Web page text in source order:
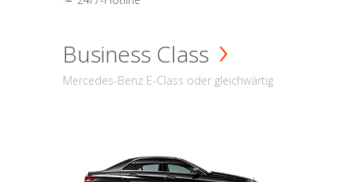
Business Class
Mercedes-Benz E-Class oder gleichwärtig